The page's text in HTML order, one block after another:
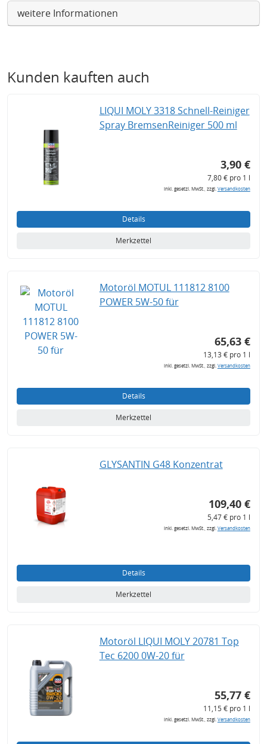
weitere Informationen
Kunden kauften auch
LIQUI MOLY 3318 Schnell-Reiniger
Spray BremsenReiniger 500 ml
3,90 €
7,80 € pro 1 l
inkl. gesetzl. MwSt., zzgl.Versandkosten
Details
Merkzettel
Motoröl MOTUL 111812 8100
POWER 5W-50 für
65,63 €
13,13 € pro 1 l
inkl. gesetzl. MwSt., zzgl.Versandkosten
Details
Merkzettel
GLYSANTIN G48 Konzentrat
109,40 €
5,47 € pro 1 l
inkl. gesetzl. MwSt., zzgl.Versandkosten
Details
Merkzettel
Motoröl LIQUI MOLY 20781 Top
Tec 6200 0W-20 für
55,77 €
11,15 € pro 1 l
inkl. gesetzl. MwSt., zzgl.Versandkosten